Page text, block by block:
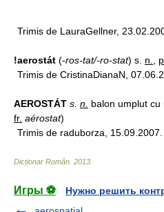
Trimis de LauraGellner,
!aerostát (-ros-tat/-ro-stat) s. n.
Trimis de CristinaDianaN,
AEROSTÁT s. n. balon umplut
fr. aérostat)
Trimis de raduborza,
Dicționar Român 2013
Игры ⚽
Нужно решить